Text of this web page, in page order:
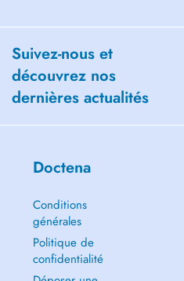
Suivez-nous et
découvrez nos
dernières actualités
Doctena
Conditions
générales
Politique de
confidentialité